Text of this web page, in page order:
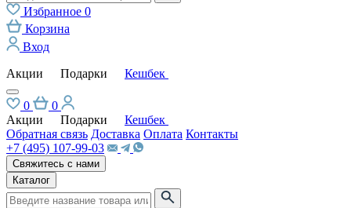
Избранное 0
Корзина
Вход
Акции
Подарки Кешбек
0
0
Акции
Подарки
Кешбек
Обратная связь Доставка Оплата Контакты
+7 (495) 107-99-03
Свяжитесь с нами
Каталог